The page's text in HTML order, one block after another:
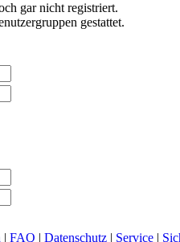
gar nicht registriert.
gestattet.
| FAQ | Datenschutz | Service |